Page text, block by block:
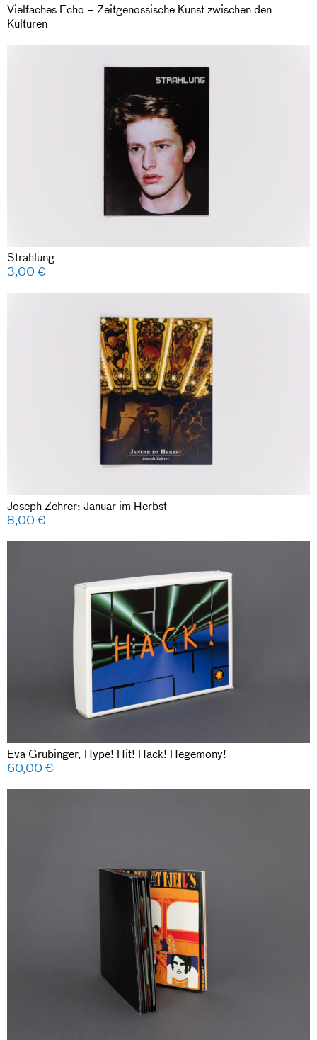
Vielfaches Echo – Zeitgenössische Kunst zwischen den
Kulturen
Strahlung
3,00€
Joseph Zehrer: Januar im Herbst
8,00€
Eva Grubinger, Hype! Hit! Hack! Hegemony!
60,00€